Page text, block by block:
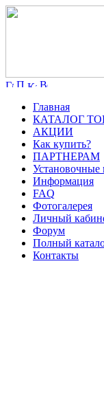
Главная
КАТАЛОГ
АКЦИИ
Как купить?
ПАРТНЕРАМ
Установочные
Информация
FAQ
Фотогалерея
Личный
Форум
Полный
Контакты